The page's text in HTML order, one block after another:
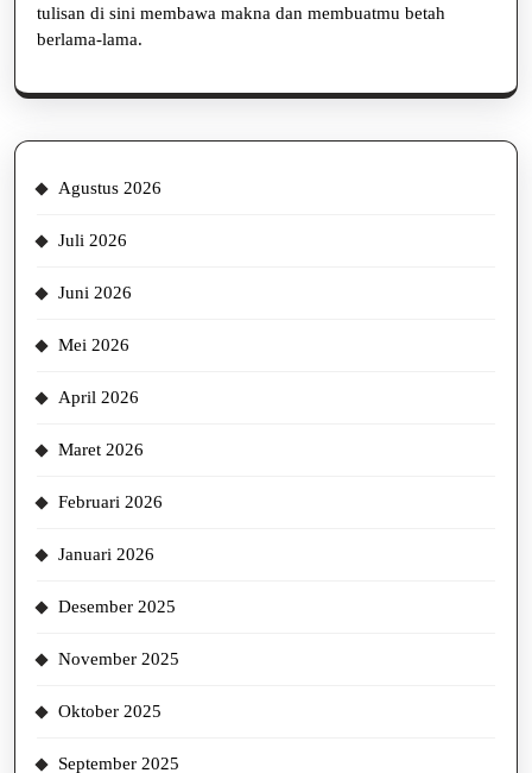
tulisan di sini membawa makna dan membuatmu betah
berlama-lama.
Agustus 2026
Juli 2026
Juni 2026
Mei 2026
April 2026
Maret 2026
Februari 2026
Januari 2026
Desember 2025
November 2025
Oktober 2025
September 2025